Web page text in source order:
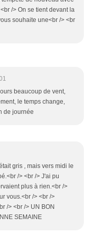
/> On se tient devant la
souhaite une<br /> <br
beaucoup de vent,
le temps change,
de journée
gris , mais vers midi le
/> <br /> J'ai pu
plus à rien.<br />
vous.<br /> <br />
/> <br /> UN BON
SEMAINE